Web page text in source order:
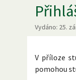
Vydáno: 25.
V příloze
pomohou